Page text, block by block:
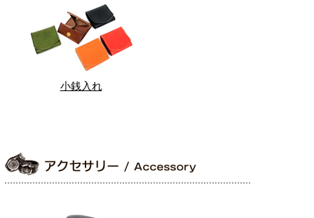
小銭入れ